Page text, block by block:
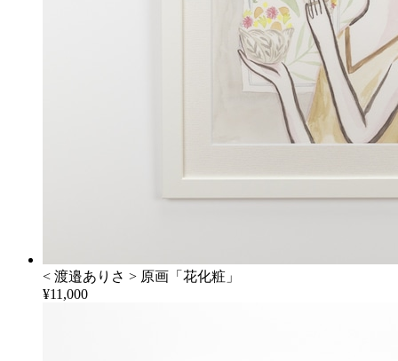
< 渡邉ありさ > 原画「花化粧」
¥11,000